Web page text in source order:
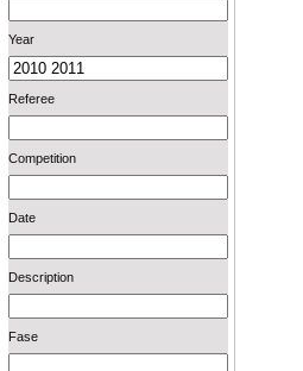
Year
Referee
Competition
Date
Description
Fase